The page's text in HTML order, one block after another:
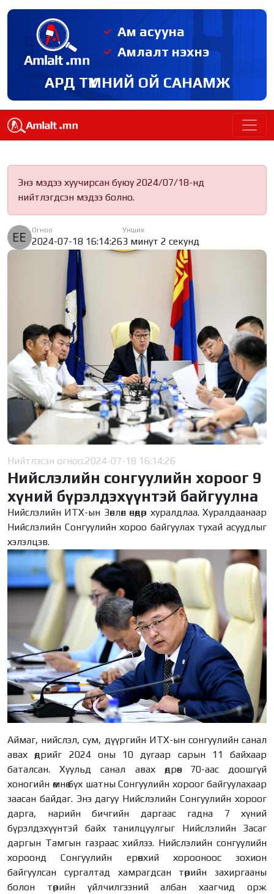
Ам асууна
Амлалт нэхнэ
АРД ТҮМНИЙ ОЙ САНАМЖ
Энэ мэдээ хуучирсан буюу 2024/07/18-нд
нийтлэгдсэн мэдээ болно.
Огноо
2024-07-18 16:14:26
Унших
3 минут 2 секунд
Нийтлэсэн огноо:2024-07-18 16:14:26
Нийслэлийн сонгуулийн хороог 9
хүний бүрэлдэхүүнтэй байгуулна
Нийслэлийн ИТХ-ын Зөвлөл өнөөдөр хуралдлаа. Хуралдаанаар
Нийслэлийн Сонгуулийн хороо байгуулах тухай асуудлыг
хэлэлцэв.
Аймаг, нийслэл, сум, дүүргийн ИТХ-ын сонгуулийн санал
авах өдрийг 2024 оны 10 дугаар сарын 11 байхаар
баталсан. Хуульд санал авах өдрөөс 70-аас доошгүй
хоногийн өмнө бүх шатны Сонгуулийн хороог байгуулахаар
заасан байдаг. Энэ дагуу Нийслэлийн Сонгуулийн хороог
дарга, нарийн бичгийн даргаас гадна 7 хүний
бүрэлдэхүүнтэй байх танилцуулгыг Нийслэлийн Засаг
даргын Тамгын газраас хийлээ. Нийслэлийн сонгуулийн
хороонд Сонгуулийн ерөнхий хорооноос зохион
байгуулсан сургалтад хамрагдсан төрийн захиргааны
болон төрийн үйлчилгээний албан хаагчид орж